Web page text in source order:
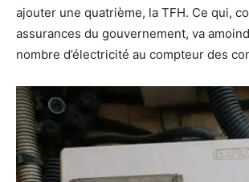
ajouter une quatrième, la TFH. Ce qui,
assurances du gouvernement, va
nombre d’électricité au compteur des